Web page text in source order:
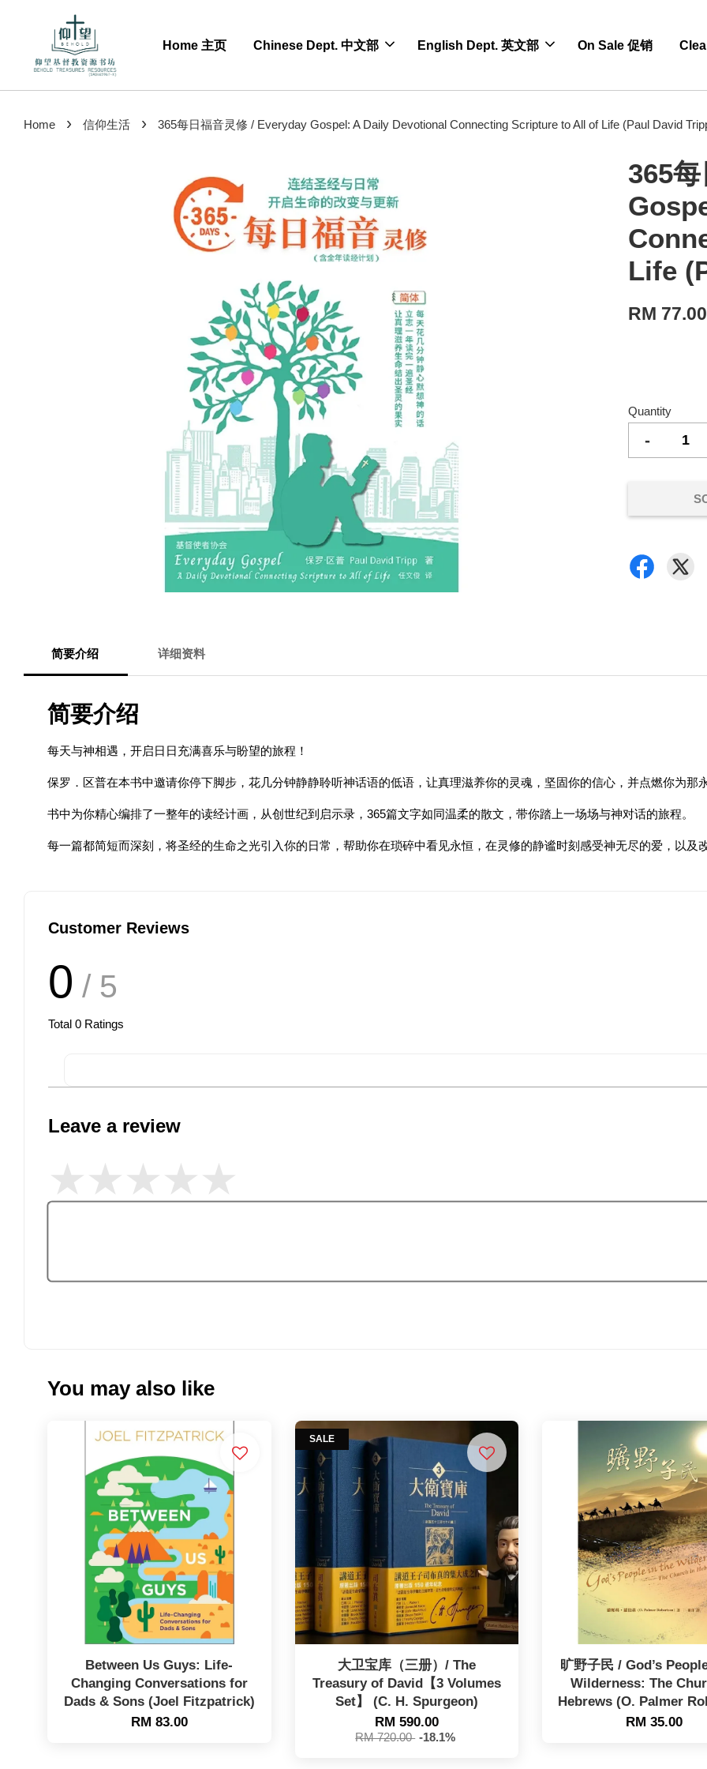
Home 主页 Chinese Dept. 中文部 English Dept. 英文部 On Sale 促销
Home › 信仰生活 › 365每日福音灵修 / Everyday Gospel: A Daily Devotional Connecting Scripture to All of Life (Paul David
365
Life
RM 77.00
Quantity
-
简要介绍 详细资料
简要介绍
每天与神相遇，开启日日充满喜乐与盼望的旅程！
保罗．区普在本书中邀请你停下脚步，花几分钟静静聆听神话语的低语，让真理滋养你的灵魂，坚固你的信心，并点燃你为那
书中为你精心编排了一整年的读经计画，从创世纪到启示录，365篇文字如同温柔的散文，带你踏上一场场与神对话的旅程。
每一篇都简短而深刻，将圣经的生命之光引入你的日常，帮助你在琐碎中看见永恒，在灵修的静谧时刻感受神无尽的爱，以及
Customer Reviews
0 / 5
Total 0 Ratings
Leave a review
You may also like
Between Us Guys: Life-
Changing Conversations for
Dads & Sons (Joel Fitzpatrick)
RM 83.00
SALE
大卫宝库（三册）/ The
Treasury of David【3 Volumes
Set】 (C. H. Spurgeon)
RM 590.00
RM 720.00 -18.1%
旷野子民 / God’s
Wilderness: The
Hebrews (O. Palmer
RM 35.00